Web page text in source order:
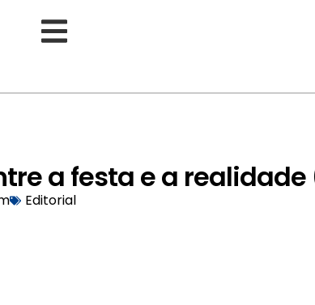
a festa e a
Editorial